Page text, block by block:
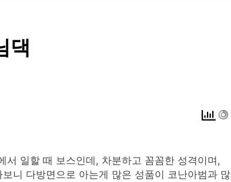
댁
서 일할 때 보스인데, 차분하고 꼼꼼한 성격이며,
니 다방면으로 아는게 많은 성품이 코난아범과 많